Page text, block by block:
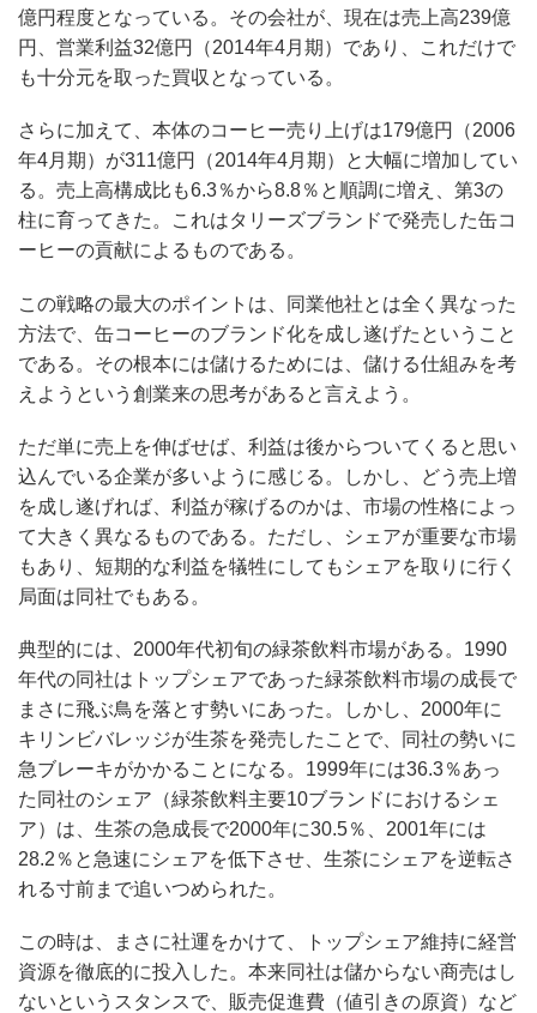
億円程度となっている。その会社が、現在は売上高239億
円、営業利益32億円（2014年4月期）であり、これだけで
も十分元を取った買収となっている。
さらに加えて、本体のコーヒー売り上げは179億円（2006
年4月期）が311億円（2014年4月期）と大幅に増加してい
る。売上高構成比も6.3％から8.8％と順調に増え、第3の
柱に育ってきた。これはタリーズブランドで発売した缶コ
ーヒーの貢献によるものである。
この戦略の最大のポイントは、同業他社とは全く異なった
方法で、缶コーヒーのブランド化を成し遂げたということ
である。その根本には儲けるためには、儲ける仕組みを考
えようという創業来の思考があると言えよう。
ただ単に売上を伸ばせば、利益は後からついてくると思い
込んでいる企業が多いように感じる。しかし、どう売上増
を成し遂げれば、利益が稼げるのかは、市場の性格によっ
て大きく異なるものである。ただし、シェアが重要な市場
もあり、短期的な利益を犠牲にしてもシェアを取りに行く
局面は同社でもある。
典型的には、2000年代初旬の緑茶飲料市場がある。1990
年代の同社はトップシェアであった緑茶飲料市場の成長で
まさに飛ぶ鳥を落とす勢いにあった。しかし、2000年に
キリンビバレッジが生茶を発売したことで、同社の勢いに
急ブレーキがかかることになる。1999年には36.3％あっ
た同社のシェア（緑茶飲料主要10ブランドにおけるシェ
ア）は、生茶の急成長で2000年に30.5％、2001年には
28.2％と急速にシェアを低下させ、生茶にシェアを逆転さ
れる寸前まで追いつめられた。
この時は、まさに社運をかけて、トップシェア維持に経営
資源を徹底的に投入した。本来同社は儲からない商売はし
ないというスタンスで、販売促進費（値引きの原資）など